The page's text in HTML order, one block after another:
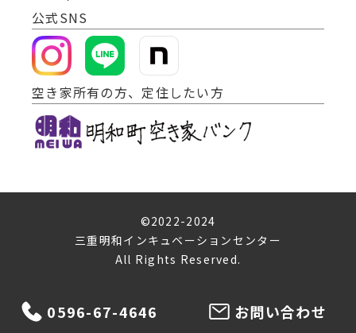
公式SNS
空き家所有の方、定住したい方
©2022-2024
三重明和インキュベーションセンター
All Rights Reserved.
0596-67-4646 お問い合わせ